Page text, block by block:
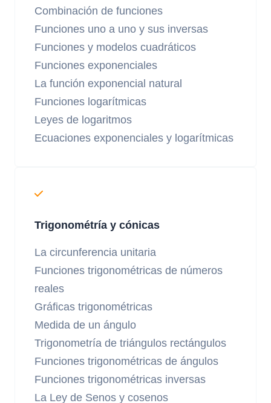
Combinación de funciones
Funciones uno a uno y sus inversas
Funciones y modelos cuadráticos
Funciones exponenciales
La función exponencial natural
Funciones logarítmicas
Leyes de logaritmos
Ecuaciones exponenciales y logarítmicas
Trigonométría y cónicas
La circunferencia unitaria
Funciones trigonométricas de números
reales
Gráficas trigonométricas
Medida de un ángulo
Trigonometría de triángulos rectángulos
Funciones trigonométricas de ángulos
Funciones trigonométricas inversas
La Ley de Senos y cosenos